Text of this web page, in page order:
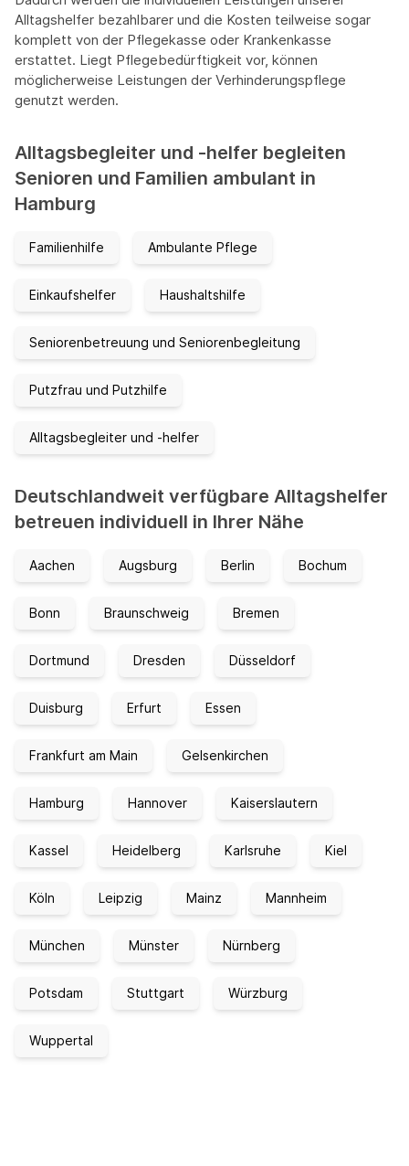
Alltagshelfer bezahlbarer und die Kosten teilweise sogar
komplett von der Pflegekasse oder Krankenkasse
erstattet. Liegt Pflegebedürftigkeit vor, können
möglicherweise Leistungen der Verhinderungspflege
genutzt werden.
Alltagsbegleiter und -helfer begleiten
Senioren und Familien ambulant in
Hamburg
Familienhilfe Ambulante Pflege
Einkaufshelfer Haushaltshilfe
Seniorenbetreuung und Seniorenbegleitung
Putzfrau und Putzhilfe
Alltagsbegleiter und -helfer
Deutschlandweit verfügbare Alltagshelfer
betreuen individuell in Ihrer Nähe
Aachen Augsburg Berlin Bochum
Bonn Braunschweig Bremen
Dortmund Dresden Düsseldorf
Duisburg Erfurt Essen
Frankfurt am Main Gelsenkirchen
Hamburg Hannover Kaiserslautern
Kassel Heidelberg Karlsruhe Kiel
Köln Leipzig Mainz Mannheim
München Münster Nürnberg
Potsdam Stuttgart Würzburg
Wuppertal